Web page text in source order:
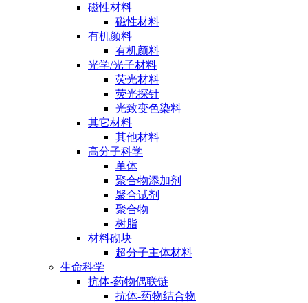
磁性材料
磁性材料
有机颜料
有机颜料
光学/光子材料
荧光材料
荧光探针
光致变色染料
其它材料
其他材料
高分子科学
单体
聚合物添加剂
聚合试剂
聚合物
树脂
材料砌块
超分子主体材料
生命科学
抗体-药物偶联链
抗体-药物结合物